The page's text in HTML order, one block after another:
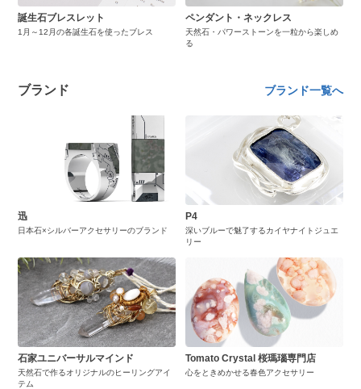
誕生石ブレスレット
1月～12月の各誕生石を使ったブレス
ペンダント・ネックレス
天然石・パワーストーンを一粒から楽しめ
る
ブランド ブランド一覧へ
迅
日本石×シルバーアクセサリーのブランド
P4
深いブルーで魅了するカイヤナイトジュエ
リー
石家ユニバーサルマインド
天然石で作るオリジナルのヒーリングアイ
テム
Tomato Crystal 桜瑪瑙専門店
心をときめかせる春色アクセサリー